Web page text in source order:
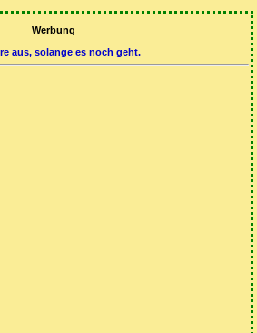
Werbung
aus, solange es noch geht.